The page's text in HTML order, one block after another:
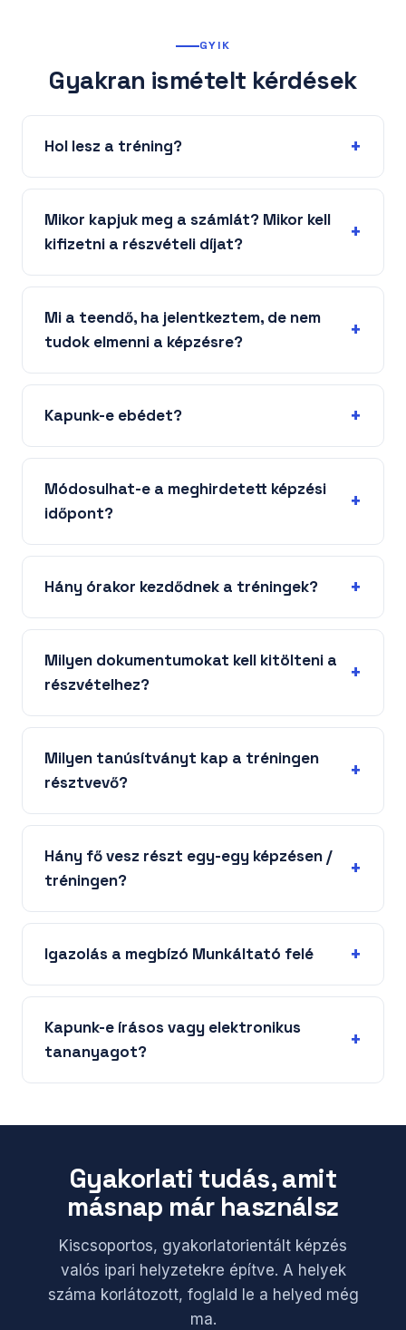
GYIK
Gyakran ismételt kérdések
Hol lesz a tréning?
Mikor kapjuk meg a számlát? Mikor kell
kifizetni a részvételi díjat?
Mi a teendő, ha jelentkeztem, de nem
tudok elmenni a képzésre?
Kapunk-e ebédet?
Módosulhat-e a meghirdetett képzési
időpont?
Hány órakor kezdődnek a tréningek?
Milyen dokumentumokat kell kitölteni a
részvételhez?
Milyen tanúsítványt kap a tréningen
résztvevő?
Hány fő vesz részt egy-egy képzésen /
tréningen?
Igazolás a megbízó Munkáltató felé
Kapunk-e írásos vagy elektronikus
tananyagot?
Gyakorlati tudás, amit
másnap már használsz
Kiscsoportos, gyakorlatorientált képzés
valós ipari helyzetekre építve. A helyek
száma korlátozott, foglald le a helyed még
ma.